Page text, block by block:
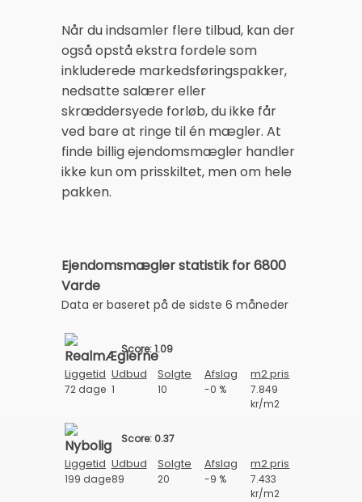
Når du indsamler flere tilbud, kan der
også opstå ekstra fordele som
inkluderede markedsføringspakker,
nedsatte salærer eller
skræddersyede forløb, du ikke får
ved bare at ringe til én mægler. At
finde billig ejendomsmægler handler
ikke kun om prisskiltet, men om hele
pakken.
Ejendomsmægler statistik for 6800
Varde
Data er baseret på de sidste 6 måneder
Score: 1.09
Liggetid Udbud Solgte Afslag m2 pris
72 dage 1 10 -0 %
7.849
kr/m2
Score: 0.37
Liggetid Udbud Solgte Afslag m2 pris
199 dage89 20 -9 %
7.433
kr/m2